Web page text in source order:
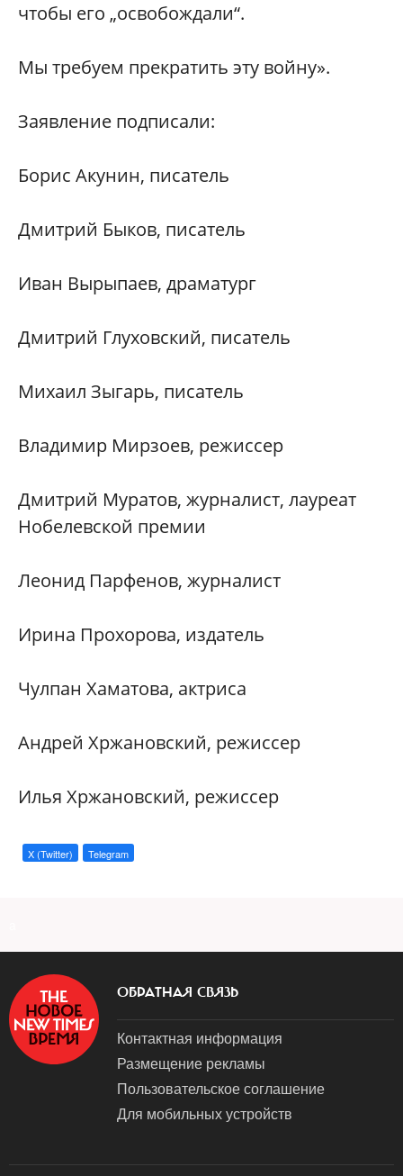
чтобы его „освобождали“.
Мы требуем прекратить эту войну».
Заявление подписали:
Борис Акунин, писатель
Дмитрий Быков, писатель
Иван Вырыпаев, драматург
Дмитрий Глуховский, писатель
Михаил Зыгарь, писатель
Владимир Мирзоев, режиссер
Дмитрий Муратов, журналист, лауреат
Нобелевской премии
Леонид Парфенов, журналист
Ирина Прохорова, издатель
Чулпан Хаматова, актриса
Андрей Хржановский, режиссер
Илья Хржановский, режиссер
X (Twitter) Telegram
ОБРАТНАЯ СВЯЗЬ
Контактная информация
Размещение рекламы
Пользовательское соглашение
Для мобильных устройств